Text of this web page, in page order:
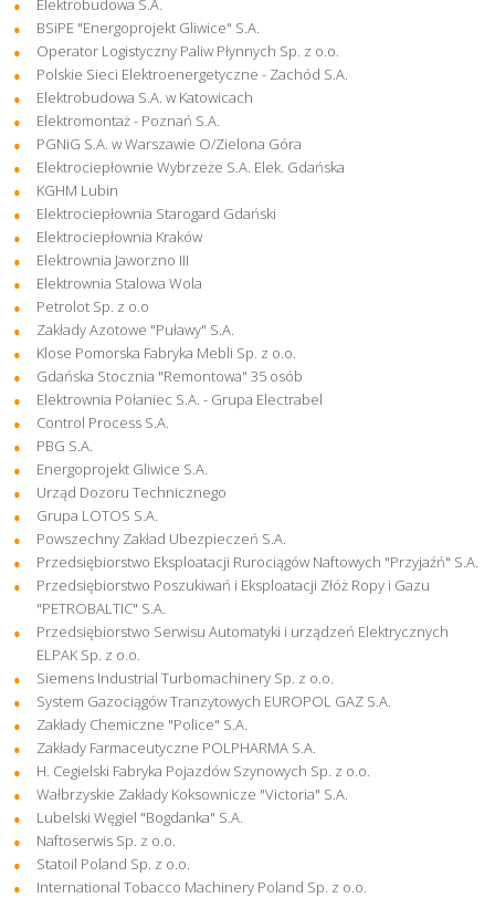
Elektrobudowa S.A.
BSiPE "Energoprojekt Gliwice" S.A.
Operator Logistyczny Paliw Płynnych Sp. z o.o.
Polskie Sieci Elektroenergetyczne - Zachód S.A.
Elektrobudowa S.A. w Katowicach
Elektromontaż - Poznań S.A.
PGNiG S.A. w Warszawie O/Zielona Góra
Elektrociepłownie Wybrzeże S.A. Elek. Gdańska
KGHM Lubin
Elektrociepłownia Starogard Gdański
Elektrociepłownia Kraków
Elektrownia Jaworzno III
Elektrownia Stalowa Wola
Petrolot Sp. z o.o
Zakłady Azotowe "Puławy" S.A.
Klose Pomorska Fabryka Mebli Sp. z o.o.
Gdańska Stocznia "Remontowa" 35 osób
Elektrownia Połaniec S.A. - Grupa Electrabel
Control Process S.A.
PBG S.A.
Energoprojekt Gliwice S.A.
Urząd Dozoru Technicznego
Grupa LOTOS S.A.
Powszechny Zakład Ubezpieczeń S.A.
Przedsiębiorstwo Eksploatacji Rurociągów Naftowych "Przyjaźń" S.A.
Przedsiębiorstwo Poszukiwań i Eksploatacji Złóż Ropy i Gazu
"PETROBALTIC" S.A.
Przedsiębiorstwo Serwisu Automatyki i urządzeń Elektrycznych
ELPAK Sp. z o.o.
Siemens Industrial Turbomachinery Sp. z o.o.
System Gazociągów Tranzytowych EUROPOL GAZ S.A.
Zakłady Chemiczne "Police" S.A.
Zakłady Farmaceutyczne POLPHARMA S.A.
H. Cegielski Fabryka Pojazdów Szynowych Sp. z o.o.
Wałbrzyskie Zakłady Koksownicze "Victoria" S.A.
Lubelski Węgiel "Bogdanka" S.A.
Naftoserwis Sp. z o.o.
Statoil Poland Sp. z o.o.
International Tobacco Machinery Poland Sp. z o.o.